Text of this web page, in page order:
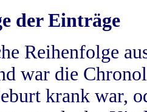
der Einträge
Reihenfolge
war die
krank war,